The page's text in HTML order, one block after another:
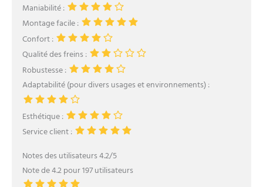
Maniabilité :
Montage facile :
Confort :
Qualité des freins :
Robustesse :
Adaptabilité (pour divers usages et environnements) :
Esthétique :
Service client :
Notes des utilisateurs 4.2/5
Note de 4.2 pour 197 utilisateurs